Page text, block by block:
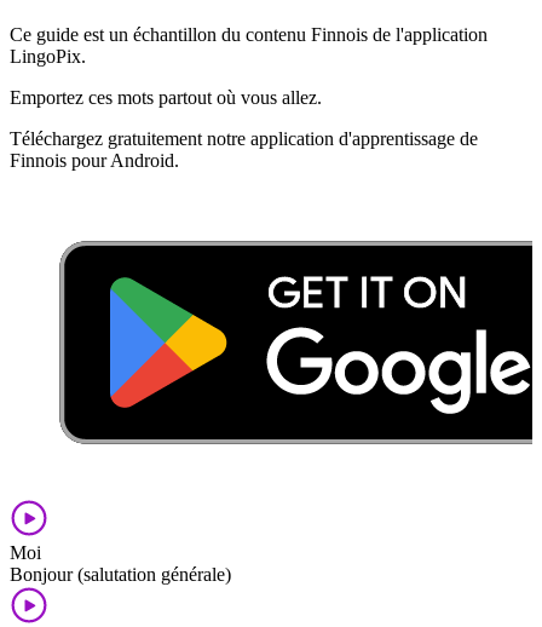
Ce guide est un échantillon du contenu Finnois de l'application
LingoPix.
Emportez ces mots partout où vous allez.
Téléchargez gratuitement notre application d'apprentissage de
Finnois pour Android.
Moi
Bonjour (salutation générale)